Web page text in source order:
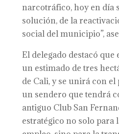
narcotráfico, hoy en día
solución, de la
social del municipio”,
El delegado destacó
un estimado de tres
de Cali, y se unirá con el
un sendero que tendrá
antiguo Club San
estratégico no solo para